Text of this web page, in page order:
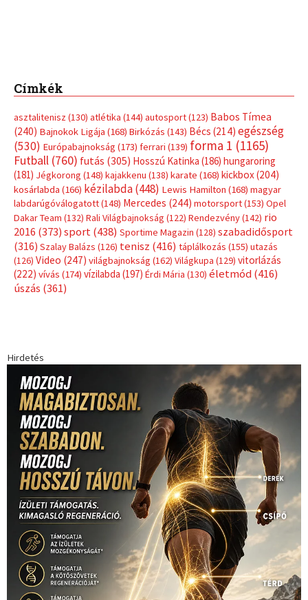
Címkék
asztalitenisz (130) atlétika (144) autosport(123) Babos Tímea
(240) Bajnokok Ligája (168) Birkózás (143) Bécs (214) egészség
(530) Európabajnokság (173) ferrari (139) forma 1 (1165)
Futball (760) futás (305) Hosszú Katinka (186) hungaroring
(181) Jégkorong (148) kajakkenu (138) karate (168) kickbox(204)
kosárlabda (166) kézilabda(448) Lewis Hamilton (168) magyar
labdarúgóválogatott(148) Mercedes (244) motorsport(153) Opel
Dakar Team (132) Rali Világbajnokság (122) Rendezvény(142) rio
2016 (373) sport(438) Sportime Magazin (128) szabadidősport
(316) Szalay Balázs (126) tenisz (416) táplálkozás (155) utazás
(126) Video (247) világbajnokság (162) Világkupa (129) vitorlázás
(222) vívás (174) vízilabda (197) Érdi Mária (130) életmód(416)
úszás (361)
Hirdetés